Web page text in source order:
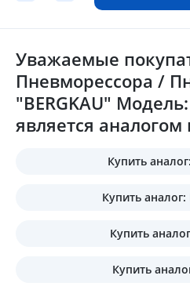
Уважаемые
Пневморессора /
"BERGKAU"
является аналогом
Купить
Купить аналог:
Купить
Купить